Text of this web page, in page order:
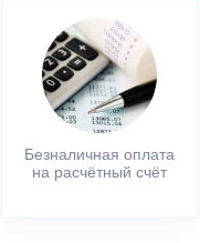
Безналичная оплата
на расчётный счёт